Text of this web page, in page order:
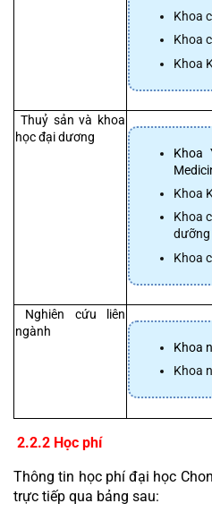
Khoa
Khoa
Khoa
học đại dương
Khoa
Khoa
Khoa
dưỡng
Khoa
ngành
Khoa
Khoa
2.2.2 Học phí
Thông tin học phí đại học
trực tiếp qua bảng sau: